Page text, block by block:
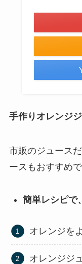
手作りオレンジ
市販のジュース
ースもおすすめで
簡単レシピで
オレンジを
オレンジジ